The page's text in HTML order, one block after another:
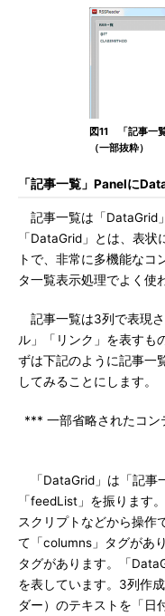
図11 「記事一
（一部抜粋）
「記事一覧」Panelに
記事一覧は「DataGrid
「DataGrid」とは、表
トで、非常に多機能なコ
タ一覧表示処理でよく使
記事一覧は3列で表現さ
ル」「リンク」を表すも
ずは下記のように記事一
してみることにします。
*** 一部省略されたコン
「DataGrid」は「記事
「feedList」を振ります
スクリプトなどから操作
て「columns」タグがあ
タグがあります。「
を表しています。3列作
ダー）のテキストを「日